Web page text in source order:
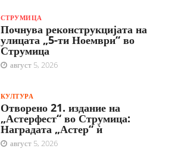
СТРУМИЦА
Почнува реконструкцијата на
улицата „5-ти Ноември“ во
Струмица
август 5, 2026
КУЛТУРА
Отворено 21. издание на
„Астерфест“ во Струмица:
Наградата „Астер“ ѝ
август 5, 2026